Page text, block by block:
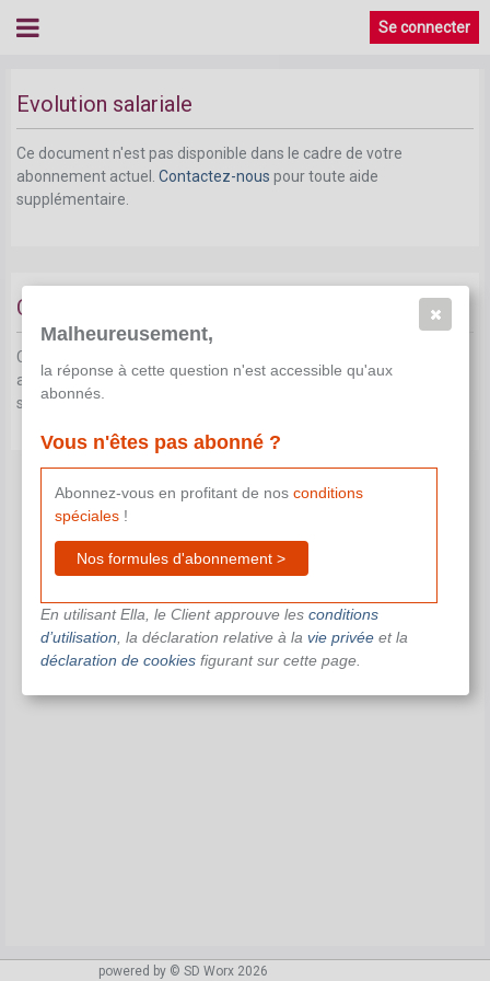
Se connecter
Evolution salariale
Ce document n'est pas disponible dans le cadre de votre
abonnement actuel. Contactez-nous pour toute aide
supplémentaire.
Classification et rémunération
Ce document n'est pas disponible dans le cadre de votre
abonnement actuel.Contactez-nous pour toute aide
supplémentaire.
powered by © SD Worx 2026
Malheureusement,
la réponse à cette question n'est accessible qu'aux
abonnés.
Vous n'êtes pas abonné ?
Abonnez-vous en profitant de nos conditions
spéciales!
Nos formules d'abonnement >
En utilisant Ella, le Client approuve les conditions
d’utilisation , la déclaration relative à la vie privéeet la
déclaration de cookiesfigurant sur cette page.